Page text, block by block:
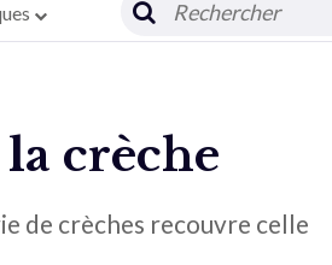
crèche
de crèches recouvre celle